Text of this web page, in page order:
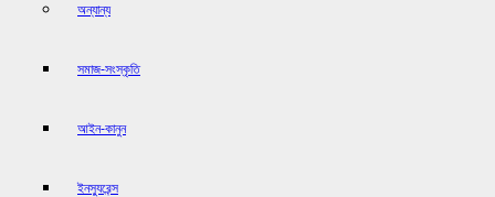
অন্যান্য
সমাজ-সংস্কৃতি
আইন-কানুন
ইনস্যুরেন্স